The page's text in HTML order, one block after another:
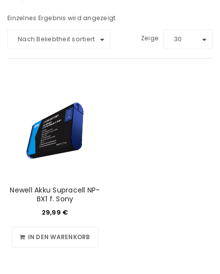
Einzelnes Ergebnis wird angezeigt
Nach Beliebtheit sortiert Zeige 30
Newell Akku Supracell NP-
BX1 f. Sony
29,99 €
IN DEN WARENKORB